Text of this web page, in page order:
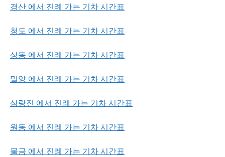
경산 에서 진례 가는 기차 시간표
청도 에서 진례 가는 기차 시간표
상동 에서 진례 가는 기차 시간표
밀양 에서 진례 가는 기차 시간표
삼랑진 에서 진례 가는 기차 시간표
원동 에서 진례 가는 기차 시간표
물금 에서 진례 가는 기차 시간표